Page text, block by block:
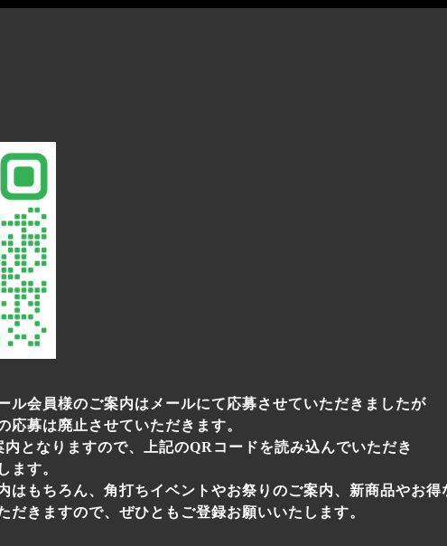
ル会員様のご案内はメールにて応募させていただきましたが
応募は廃止させていただきます。
となりますので、上記のQRコードを読み込んでいただき
ます。
はもちろん、角打ちイベントやお祭りのご案内、新商品やお得
だきますので、ぜひともご登録お願いいたします。